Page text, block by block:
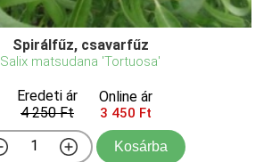
Spirálfűz, csavarfűz
Salix matsudana 'Tortuosa'
Eredeti ár
4 250 Ft
Online ár
3 450 Ft
Kosárba